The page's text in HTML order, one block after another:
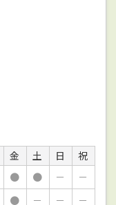
金 土 日
祝
● ● －
－
● － － －